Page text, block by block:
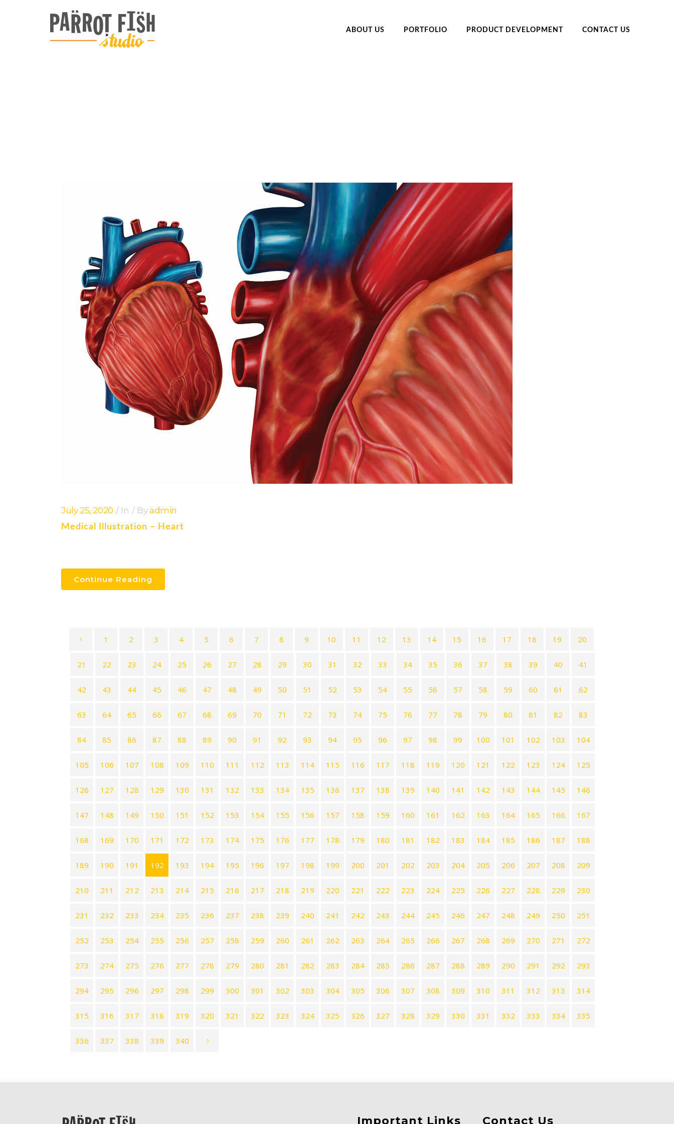
ABOUT US PORTFOLIO PRODUCT DEVELOPMENT CONTACT US
July 25, 2020 In Byadmin
Medical Illustration – Heart
Continue Reading
1 2 3 4 5 6 7 8 9 10 11 12 13 14 15 16 17 18 19 20
21 22 23 24 25 26 27 28 29 30 31 32 33 34 35 36 37 38 39 40 41
42 43 44 45 46 47 48 49 50 51 52 53 54 55 56 57 58 59 60 61 62
63 64 65 66 67 68 69 70 71 72 73 74 75 76 77 78 79 80 81 82 83
84 85 86 87 88 89 90 91 92 93 94 95 96 97 98 99 100 101 102 103 104
105 106 107 108 109 110 111 112 113 114 115 116 117 118 119 120 121 122 123 124 125
126 127 128 129 130 131 132 133 134 135 136 137 138 139 140 141 142 143 144 145 146
147 148 149 150 151 152 153 154 155 156 157 158 159 160 161 162 163 164 165 166 167
168 169 170 171 172 173 174 175 176 177 178 179 180 181 182 183 184 185 186 187 188
189 190 191 192 193 194 195 196 197 198 199 200 201 202 203 204 205 206 207 208 209
210 211 212 213 214 215 216 217 218 219 220 221 222 223 224 225 226 227 228 229 230
231 232 233 234 235 236 237 238 239 240 241 242 243 244 245 246 247 248 249 250 251
252 253 254 255 256 257 258 259 260 261 262 263 264 265 266 267 268 269 270 271 272
273 274 275 276 277 278 279 280 281 282 283 284 285 286 287 288 289 290 291 292 293
294 295 296 297 298 299 300 301 302 303 304 305 306 307 308 309 310 311 312 313 314
315 316 317 318 319 320 321 322 323 324 325 326 327 328 329 330 331 332 333 334 335
336 337 338 339 340
Important Links Contact Us